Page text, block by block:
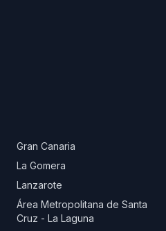
Gran Canaria
La Gomera
Lanzarote
Área Metropolitana de Santa
Cruz - La Laguna